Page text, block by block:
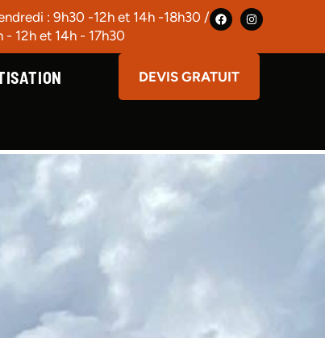
: 9h30 -12h et 14h -18h30 /
- 12h et 14h - 17h30
DEVIS GRATUIT